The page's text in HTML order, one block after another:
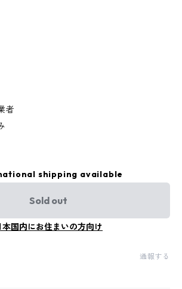
者
shipping available
Sold out
本国内にお住まいの方向け
通報する